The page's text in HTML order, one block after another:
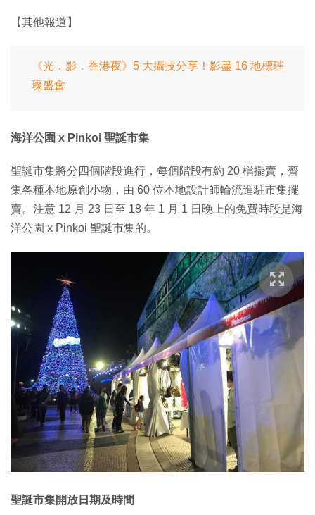
【其他報道】
《光．影．香港夜》5 大攝技分享！影盡 16 地標璀
璨盛會
海洋公園 x Pinkoi 聖誕市集
聖誕市集將分四個階段進行，每個階段有約 20 檔擺賣，齊
集各種本地原創小物，由 60 位本地設計師輪流進駐市集擺
賣。注意 12 月 23 日至 18 年 1 月 1 日晚上的免費時段是海
洋公園 x Pinkoi 聖誕市集的。
聖誕市集開放日期及時間